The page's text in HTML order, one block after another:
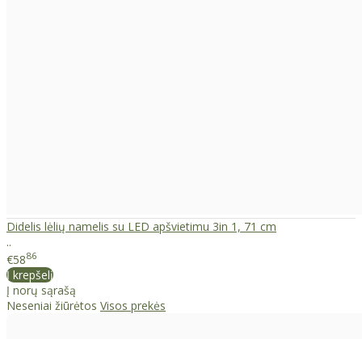
Didelis lėlių namelis su LED apšvietimu 3in 1, 71 cm
..
€5886
Į krepšelį
Į norų sąrašą
Neseniai žiūrėtos Visos prekės